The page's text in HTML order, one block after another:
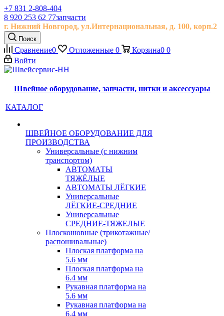
+7 831 2-808-404
8 920 253 62 77запчасти
г. Нижний Новгород, ул.Интернациональная, д. 100, корп.2
Поиск
Сравнение0 Отложенные 0 Корзина0 0
Войти
Швейное оборудование, запчасти, нитки и аксессуары
КАТАЛОГ
ШВЕЙНОЕ ОБОРУДОВАНИЕ ДЛЯ
ПРОИЗВОДСТВА
Универсальные (с нижним
транспортом)
АВТОМАТЫ
ТЯЖЁЛЫЕ
АВТОМАТЫ ЛЁГКИЕ
Универсальные
ЛЁГКИЕ-СРЕДНИЕ
Универсальные
СРЕДНИЕ-ТЯЖЕЛЫЕ
Плоскошовные (трикотажные/
распошивальные)
Плоская платформа на
5.6 мм
Плоская платформа на
6.4 мм
Рукавная платформа на
5.6 мм
Рукавная платформа на
6.4 мм